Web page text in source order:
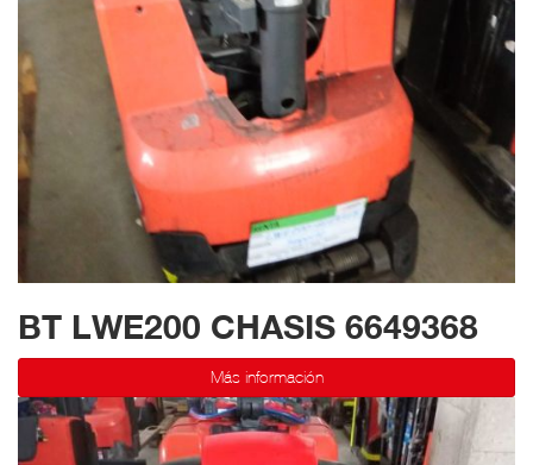
BT LWE200 CHASIS 6649368
Más información